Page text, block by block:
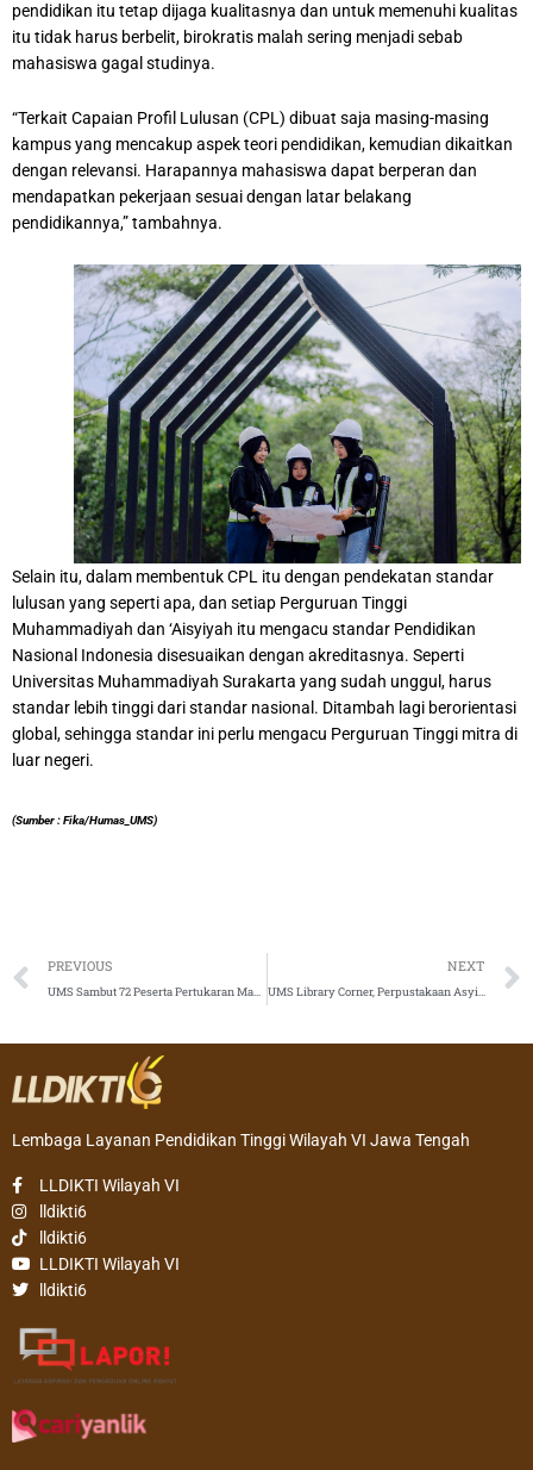
pendidikan itu tetap dijaga kualitasnya dan untuk memenuhi kualitas
itu tidak harus berbelit, birokratis malah sering menjadi sebab
mahasiswa gagal studinya.
“Terkait Capaian Profil Lulusan (CPL) dibuat saja masing-masing
kampus yang mencakup aspek teori pendidikan, kemudian dikaitkan
dengan relevansi. Harapannya mahasiswa dapat berperan dan
mendapatkan pekerjaan sesuai dengan latar belakang
pendidikannya,” tambahnya.
Selain itu, dalam membentuk CPL itu dengan pendekatan standar
lulusan yang seperti apa, dan setiap Perguruan Tinggi
Muhammadiyah dan ‘Aisyiyah itu mengacu standar Pendidikan
Nasional Indonesia disesuaikan dengan akreditasnya. Seperti
Universitas Muhammadiyah Surakarta yang sudah unggul, harus
standar lebih tinggi dari standar nasional. Ditambah lagi berorientasi
global, sehingga standar ini perlu mengacu Perguruan Tinggi mitra di
luar negeri.
(Sumber : Fika/Humas_UMS)
Prev
PREVIOUS
UMS Sambut 72 Peserta Pertukaran Mahasiswa Merdeka 3
NEXT
UMS Library Corner, Perpustakaan Asyik dan Nyaman bagi Siswa
Lembaga Layanan Pendidikan Tinggi Wilayah VI Jawa Tengah
LLDIKTI Wilayah VI
lldikti6
lldikti6
LLDIKTI Wilayah VI
lldikti6